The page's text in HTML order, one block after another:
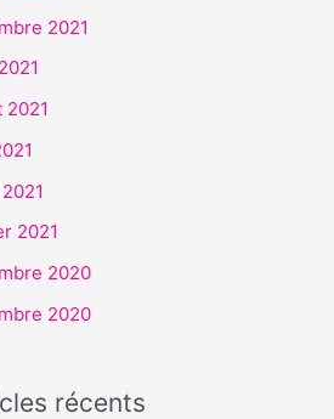
2021
2021
2020
2020
récents